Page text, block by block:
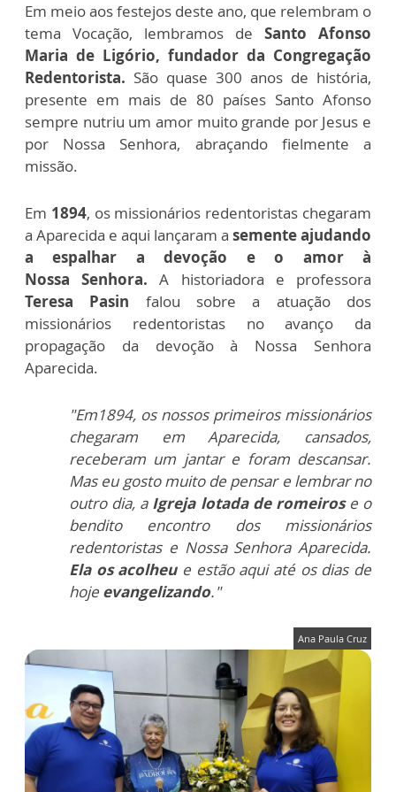
Em meio aos festejos deste ano, que relembram o
tema Vocação, lembramos de Santo Afonso
Maria de Ligório, fundador da Congregação
Redentorista. São quase 300 anos de história,
presente em mais de 80 países Santo Afonso
sempre nutriu um amor muito grande por Jesus e
por Nossa Senhora, abraçando fielmente a
missão.
Em 1894, os missionários redentoristas chegaram
a Aparecida e aqui lançaram a semente ajudando
a espalhar a devoção e o amor à
NossaSenhora. A historiadora e professora
Teresa Pasin falou sobre a atuação dos
missionários redentoristas no avanço da
propagação da devoção à Nossa Senhora
Aparecida.
"Em1894, os nossos primeiros missionários
chegaram em Aparecida, cansados,
receberam um jantar e foram descansar.
Mas eu gosto muito de pensar e lembrar no
outro dia, a Igreja lotada de romeirose o
bendito encontro dos missionários
redentoristas e Nossa Senhora Aparecida.
Ela os acolheue estão aqui até os dias de
hoje evangelizando."
Ana Paula Cruz